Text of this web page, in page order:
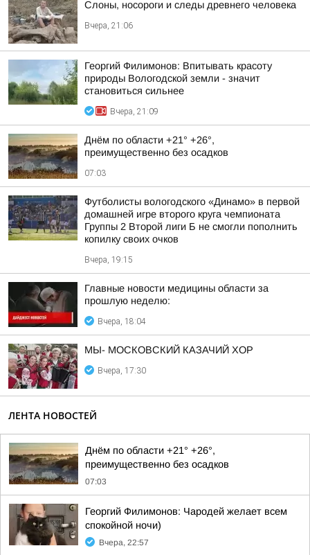
Слоны, носороги и следы древнего человека
Вчера, 21:06
Георгий Филимонов: Впитывать красоту
природы Вологодской земли - значит
становиться сильнее
Вчера, 21:09
Днём по области +21° +26°,
преимущественно без осадков
07:03
Футболисты вологодского «Динамо» в первой
домашней игре второго круга чемпионата
Группы 2 Второй лиги Б не смогли пополнить
копилку своих очков
Вчера, 19:15
Главные новости медицины области за
прошлую неделю:
Вчера, 18:04
МЫ- МОСКОВСКИЙ КАЗАЧИЙ ХОР
Вчера, 17:30
ЛЕНТА НОВОСТЕЙ
Днём по области +21° +26°,
преимущественно без осадков
07:03
Георгий Филимонов: Чародей желает всем
спокойной ночи)
Вчера, 22:57